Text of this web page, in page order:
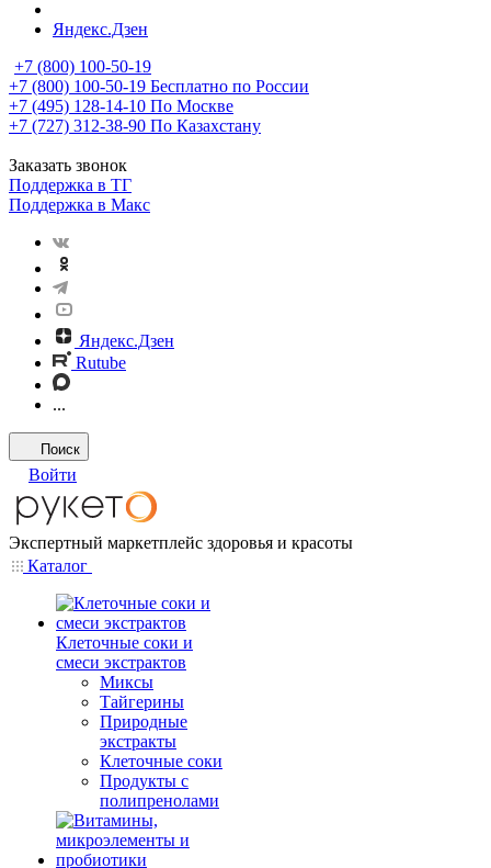
Яндекс.Дзен
+7 (800) 100-50-19
+7 (800) 100-50-19 Бесплатно по России
+7 (495) 128-14-10 По Москве
+7 (727) 312-38-90 По Казахстану
Заказать звонок
Поддержка в ТГ
Поддержка в Макс
Яндекс.Дзен
Rutube
...
Поиск
Войти
Экспертный маркетплейс здоровья и красоты
Каталог
Клеточные соки и
смеси экстрактов
Миксы
Тайгерины
Природные
экстракты
Клеточные соки
Продукты с
полипренолами